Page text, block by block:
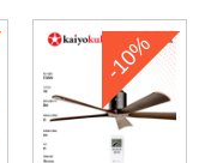
-10%